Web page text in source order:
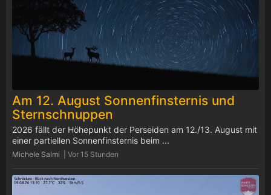
Am 12. August Sonnenfinsternis und
Sternschnuppen
Michele Salmi | Vor 15 Stunden
2026 fällt der Höhepunkt der Perseiden am 12./13. August mit
einer partiellen Sonnenfinsternis beim ...